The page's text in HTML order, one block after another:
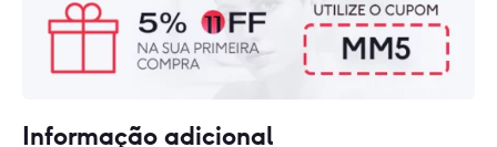
Informação adicional